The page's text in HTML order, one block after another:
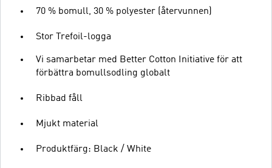
70 % bomull, 30 % polyester (återvunnen)
Stor Trefoil-logga
Vi samarbetar med Better Cotton Initiative för att
förbättra bomullsodling globalt
Ribbad fåll
Mjukt material
Produktfärg: Black / White